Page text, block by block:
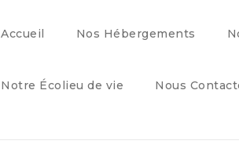
Accueil Nos Hébergements
Notre Écolieu de vie Nous